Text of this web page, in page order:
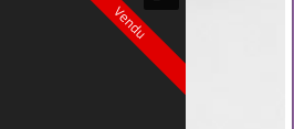
Vendu